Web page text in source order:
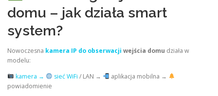
domu – jak działa smart
system?
Nowoczesna kamera IP do obserwacji wejścia domu działa w
modelu:
kamera →
sieć WiFi / LAN →
aplikacja mobilna →
powiadomienie